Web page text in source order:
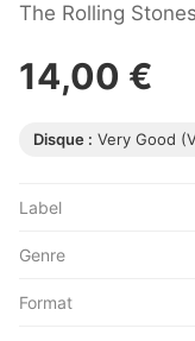
The Rolling Stones
14,00 €
Disque : Very Good
Label
Genre
Format